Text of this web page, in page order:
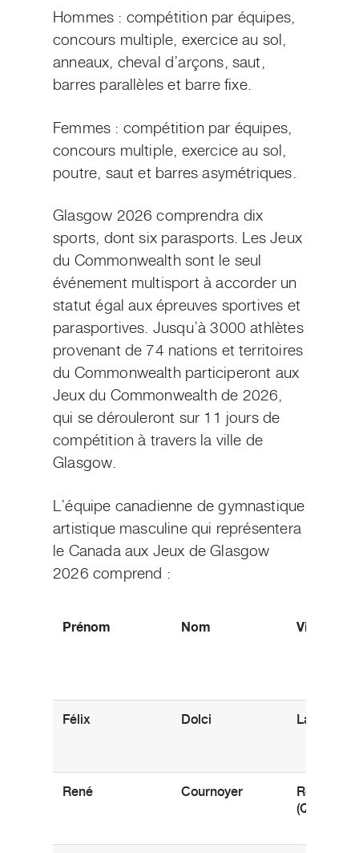
Hommes : compétition par équipes,
concours multiple, exercice au sol,
anneaux, cheval d’arçons, saut,
barres parallèles et barre fixe.
Femmes : compétition par équipes,
concours multiple, exercice au sol,
poutre, saut et barres asymétriques.
Glasgow 2026 comprendra dix
sports, dont six parasports. Les Jeux
du Commonwealth sont le seul
événement multisport à accorder un
statut égal aux épreuves sportives et
parasportives. Jusqu’à 3000 athlètes
provenant de 74 nations et territoires
du Commonwealth participeront aux
Jeux du Commonwealth de 2026,
qui se dérouleront sur 11 jours de
compétition à travers la ville de
Glasgow.
L’équipe canadienne de gymnastique
artistique masculine qui représentera
le Canada aux Jeux de Glasgow
2026 comprend :
Prénom Nom Ville
Félix Dolci Laval
René Cournoyer
(Québec)